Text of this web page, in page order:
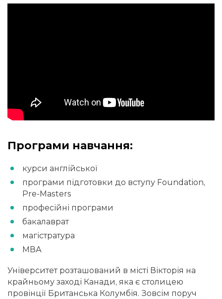
Програми навчання:
курси англійської
програми підготовки до вступу Foundation,
Pre-Masters
професійні програми
бакалаврат
магістратура
МВА
Університет розташований в місті Вікторія на
крайньому заході Канади, яка є столицею
провінції Британська Колумбія. Зовсім поруч